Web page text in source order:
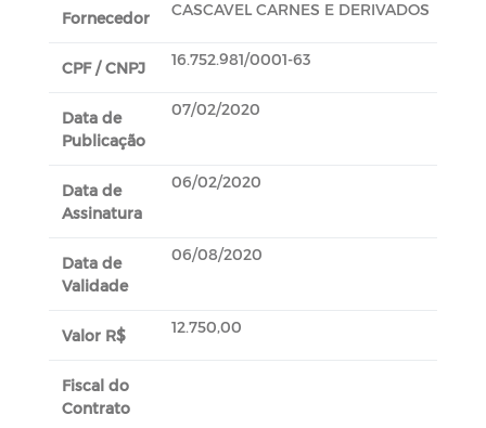
Fornecedor CASCAVEL CARNES E DERIVADOS
CPF / CNPJ 16.752.981/0001-63
Data de
Publicação
07/02/2020
Data de
Assinatura
06/02/2020
Data de
Validade
06/08/2020
Valor R$ 12.750,00
Fiscal do
Contrato